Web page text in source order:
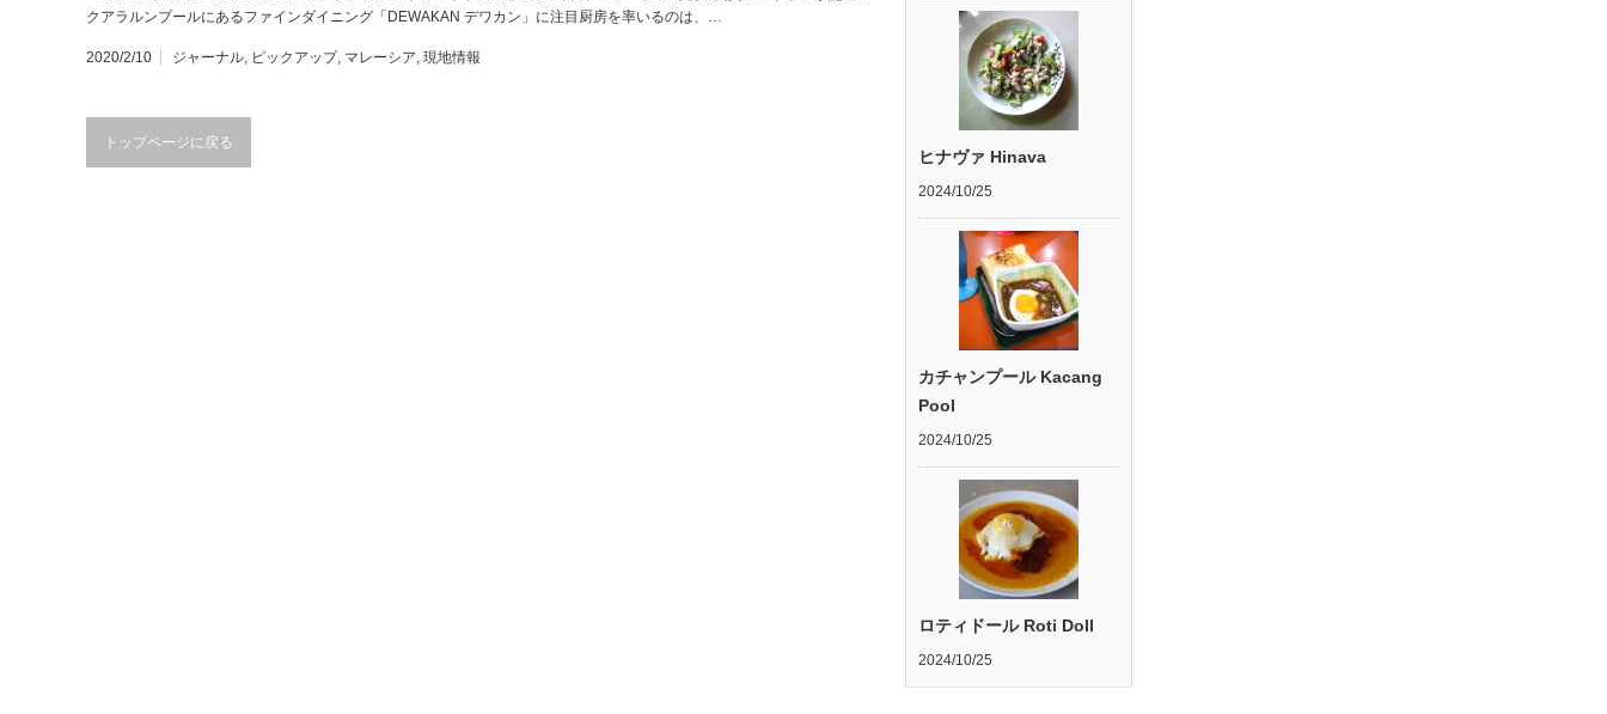
クアラルンプールにあるファインダイニング「DEWAKAN デワカン」に注目厨房を率いるのは、…
2020/2/10 ジャーナル, ピックアップ, マレーシア, 現地情報
トップページに戻る
ヒナヴァ Hinava
2024/10/25
カチャンプール Kacang
Pool
2024/10/25
ロティドール Roti Doll
2024/10/25